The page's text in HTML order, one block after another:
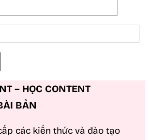
– HỌC CONTENT
BẢN
các kiến thức và đào tạo